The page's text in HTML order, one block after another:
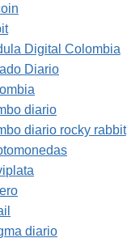
Digital Colombia
Diario
diario
diario rocky rabbit
diario